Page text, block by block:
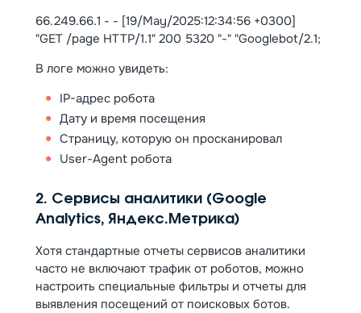
66.249.66.1 - - [19/May/2025:12:34:56 +0300]
"GET /page HTTP/1.1" 200 5320 "-" "Googlebot/2.1;
В логе можно увидеть:
IP-адрес робота
Дату и время посещения
Страницу, которую он просканировал
User-Agent робота
2. Сервисы аналитики (Google
Analytics, Яндекс.Метрика)
Хотя стандартные отчеты сервисов аналитики
часто не включают трафик от роботов, можно
настроить специальные фильтры и отчеты для
выявления посещений от поисковых ботов.